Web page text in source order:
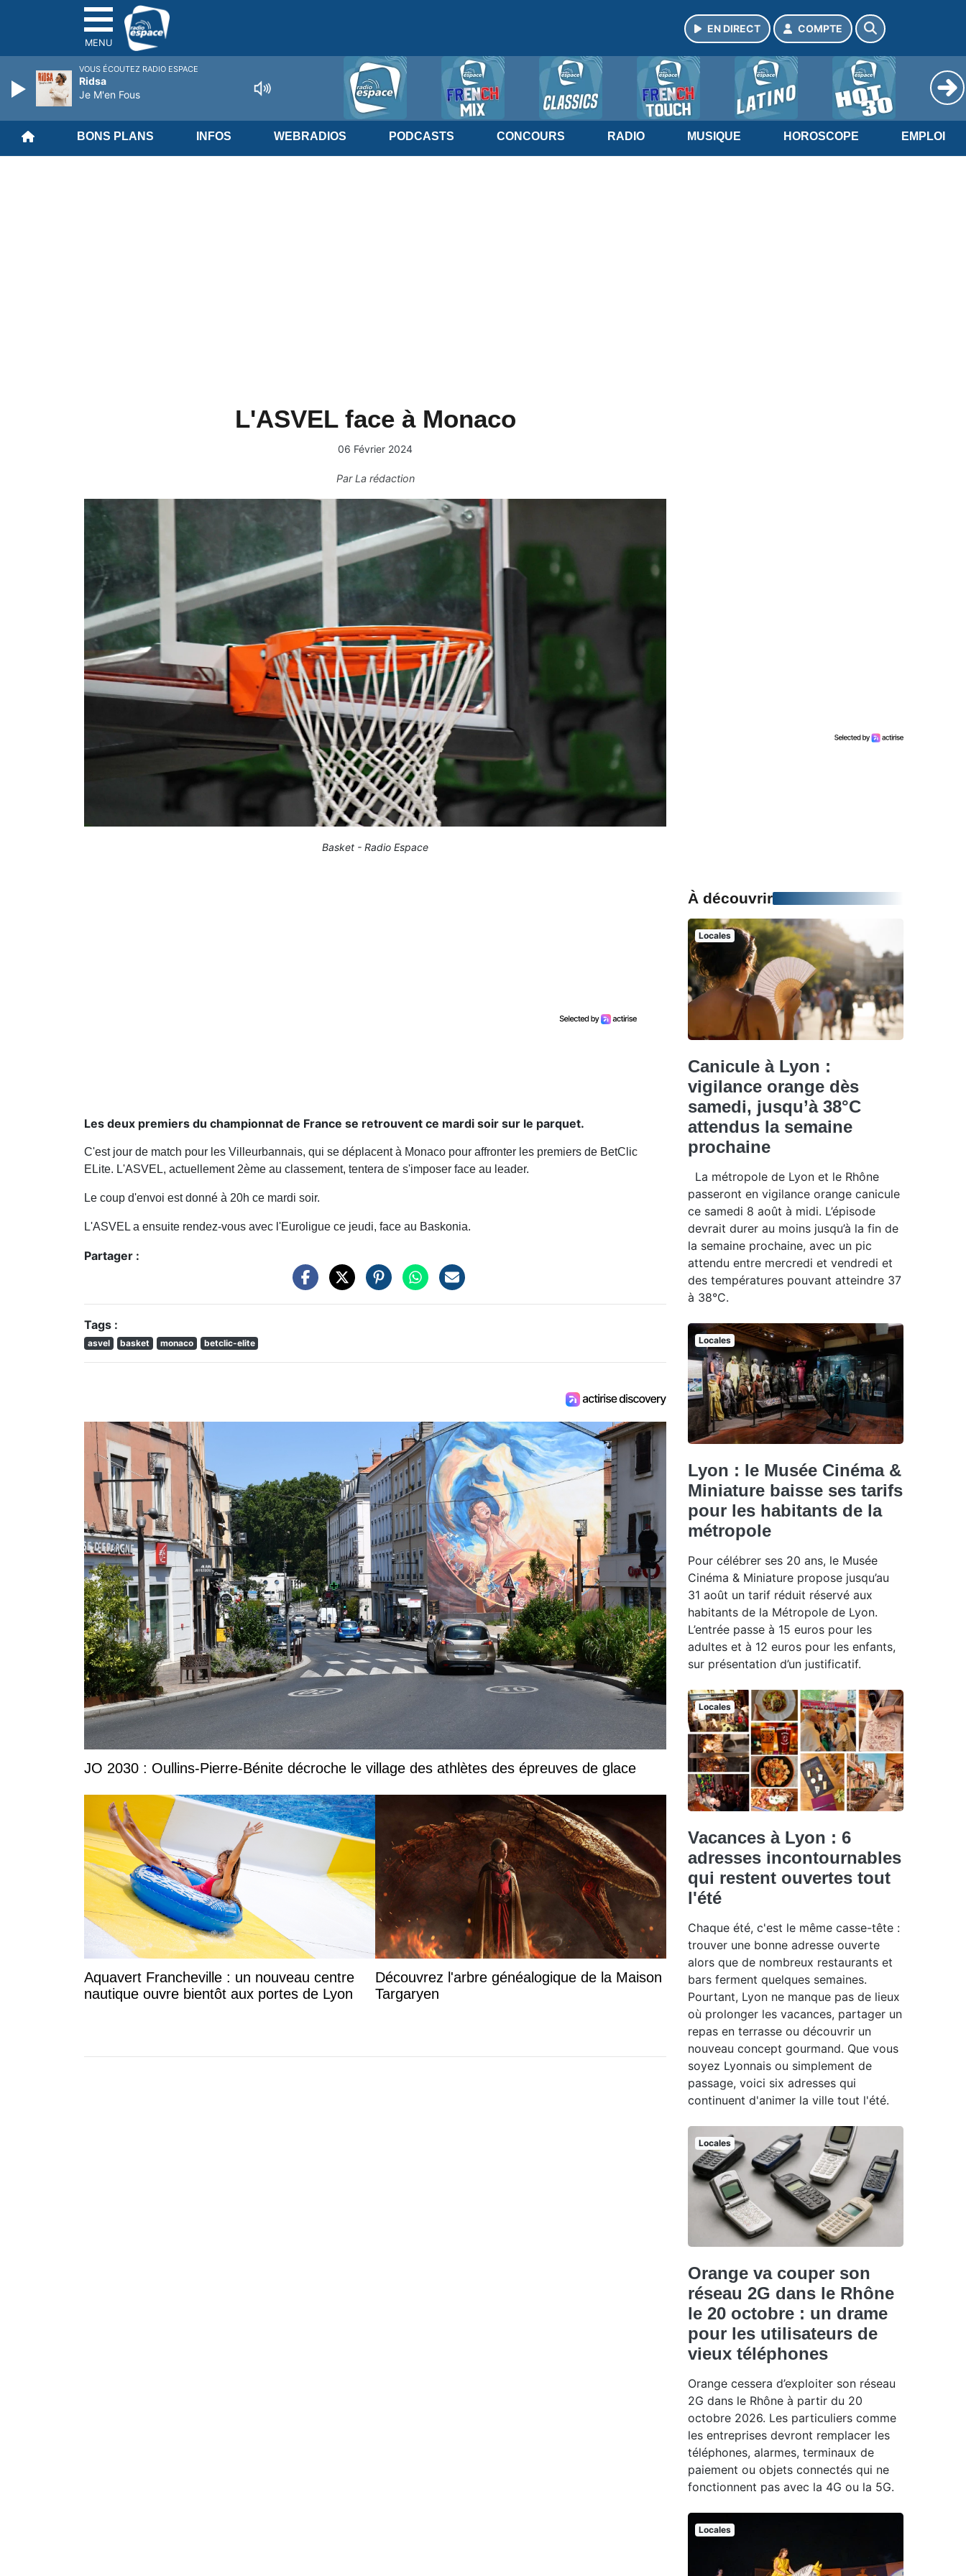
MENU
EN DIRECT COMPTE
BONS PLANS INFOS WEBRADIOS PODCASTS CONCOURS RADIO MUSIQUE HOROSCOPE EMPLOI
L'ASVEL face à Monaco
06 Février 2024
ParLa rédaction
Basket - Radio Espace
Les deux premiers du championnat de France se retrouvent ce mardi soir sur le parquet.
C'est jour de match pour les Villeurbannais, qui se déplacent à Monaco pour affronter les premiers de BetClic
ELite. L'ASVEL, actuellement 2ème au classement, tentera de s'imposer face au leader.
Le coup d'envoi est donné à 20h ce mardi soir.
L'ASVEL a ensuite rendez-vous avec l'Euroligue ce jeudi, face au Baskonia.
Partager :
Tags :
asvel basket monaco betclic-elite
JO 2030 : Oullins-Pierre-Bénite décroche le village des athlètes des épreuves de glace
Aquavert Francheville : un nouveau centre
nautique ouvre bientôt aux portes de Lyon
Découvrez l'arbre généalogique de la Maison
Targaryen
À découvrir
Locales
Canicule à Lyon :
vigilance orange dès
samedi, jusqu’à 38°C
attendus la semaine
prochaine
La métropole de Lyon et le Rhône
passeront en vigilance orange canicule
ce samedi 8 août à midi. L’épisode
devrait durer au moins jusqu’à la fin de
la semaine prochaine, avec un pic
attendu entre mercredi et vendredi et
des températures pouvant atteindre 37
à 38°C.
Locales
Lyon : le Musée Cinéma &
Miniature baisse ses tarifs
pour les habitants de la
métropole
Pour célébrer ses 20 ans, le Musée
Cinéma & Miniature propose jusqu’au
31 août un tarif réduit réservé aux
habitants de la Métropole de Lyon.
L’entrée passe à 15 euros pour les
adultes et à 12 euros pour les enfants,
sur présentation d’un justificatif.
Locales
Vacances à Lyon : 6
adresses incontournables
qui restent ouvertes tout
l'été
Chaque été, c'est le même casse-tête :
trouver une bonne adresse ouverte
alors que de nombreux restaurants et
bars ferment quelques semaines.
Pourtant, Lyon ne manque pas de lieux
où prolonger les vacances, partager un
repas en terrasse ou découvrir un
nouveau concept gourmand. Que vous
soyez Lyonnais ou simplement de
passage, voici six adresses qui
continuent d'animer la ville tout l'été.
Locales
Orange va couper son
réseau 2G dans le Rhône
le 20 octobre : un drame
pour les utilisateurs de
vieux téléphones
Orange cessera d’exploiter son réseau
2G dans le Rhône à partir du 20
octobre 2026. Les particuliers comme
les entreprises devront remplacer les
téléphones, alarmes, terminaux de
paiement ou objets connectés qui ne
fonctionnent pas avec la 4G ou la 5G.
Locales
VOUS ÉCOUTEZ RADIO ESPACE
Ridsa
Je M'en Fous